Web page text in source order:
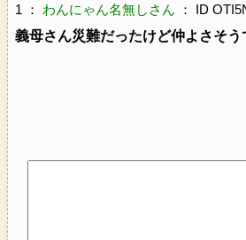
1 ： わんにゃん名無しさん ： ID
義母さん災難だったけど仲よさそ